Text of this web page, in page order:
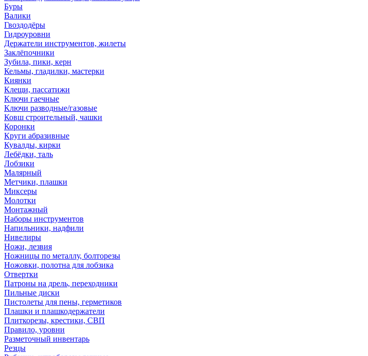
Буры
Валики
Гвоздодёры
Гидроуровни
Держатели инструментов, жилеты
Заклёпочники
Зубила, пики, керн
Кельмы, гладилки, мастерки
Киянки
Клещи, пассатижи
Ключи гаечные
Ключи разводные/газовые
Ковш строительный, чашки
Коронки
Круги абразивные
Кувалды, кирки
Лебёдки, таль
Лобзики
Малярный
Метчики, плашки
Миксеры
Молотки
Монтажный
Наборы инструментов
Напильники, надфили
Нивелиры
Ножи, лезвия
Ножницы по металлу, болторезы
Ножовки, полотна для лобзика
Отвертки
Патроны на дрель, переходники
Пильные диски
Пистолеты для пены, герметиков
Плашки и плашкодержатели
Плиткорезы, крестики, СВП
Правило, уровни
Разметочный инвентарь
Резцы